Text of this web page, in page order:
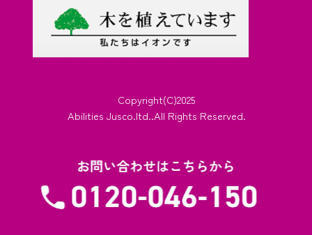
Copyright(C)2025
Abilities Jusco.ltd..All Rights Reserved.